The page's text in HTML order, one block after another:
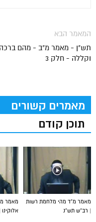
המאמר הבא
תש"ן - מאמר מ"ב - מהם ברכה
וקללה - חלק 3
מאמרים קשורים
תוכן קודם
מאמר
מאמר מ”ד מהי מלחמת רשות
| רב”ש תש”נ